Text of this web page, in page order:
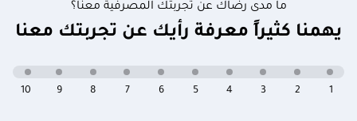
ما مدى رضاك عن تجربتك المصرفية معنا؟
يهمنا كثيراً معرفة رأيك عن تجربتك معنا
10 9 8 7 6 5 4 3 2 1